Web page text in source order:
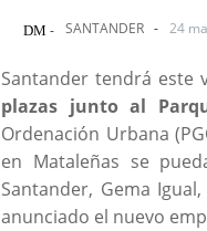
DM - SANTANDER - 24
Santander tendrá este
plazas junto al
Ordenación Urbana
en Mataleñas se
Santander, Gema
anunciado el nuevo